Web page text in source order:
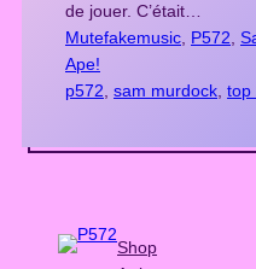
de jouer. C’était…
Mutefakemusic, P572,
Ape!
p572, sam murdock, top
Shop